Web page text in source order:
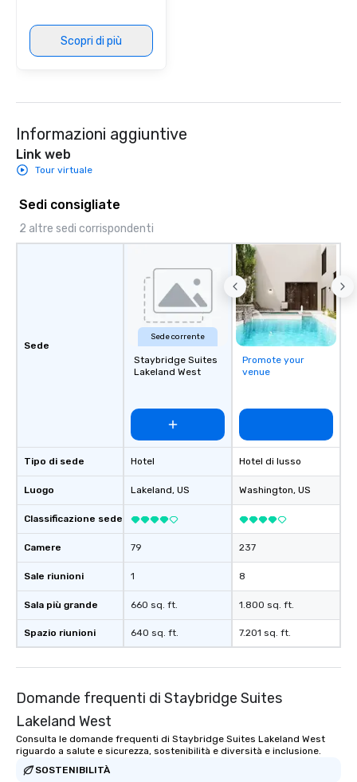
Scopri di più
Informazioni aggiuntive
Link web
Tour virtuale
Sedi consigliate
2 altre sedi corrispondenti
Sede
Tipo di sede
Luogo
Classificazione sede
Camere
Sale riunioni
Sala più grande
Spazio riunioni
Sede corrente
Staybridge Suites
Lakeland West
Hotel
Lakeland, US
79
1
660 sq. ft.
640 sq. ft.
Promote your
venue
Hotel di lusso
Washington, US
237
8
1.800 sq. ft.
7.201 sq. ft.
Domande frequenti di Staybridge Suites
Lakeland West
Consulta le domande frequenti di Staybridge Suites Lakeland West
riguardo a salute e sicurezza, sostenibilità e diversità e inclusione.
SOSTENIBILITÀ